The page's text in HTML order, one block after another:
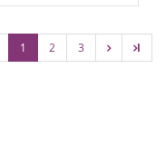
1 2 3 l